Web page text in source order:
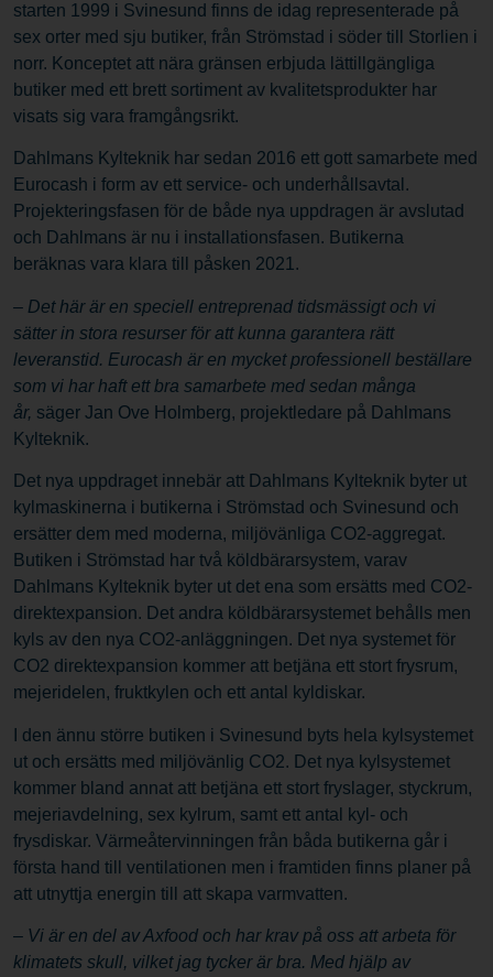
starten 1999 i Svinesund finns de idag representerade på
sex orter med sju butiker, från Strömstad i söder till Storlien i
norr. Konceptet att nära gränsen erbjuda lättillgängliga
butiker med ett brett sortiment av kvalitetsprodukter har
visats sig vara framgångsrikt.
Dahlmans Kylteknik har sedan 2016 ett gott samarbete med
Eurocash i form av ett service- och underhållsavtal.
Projekteringsfasen för de både nya uppdragen är avslutad
och Dahlmans är nu i installationsfasen. Butikerna
beräknas vara klara till påsken 2021.
– Det här är en speciell entreprenad tidsmässigt och vi
sätter in stora resurser för att kunna garantera rätt
leveranstid. Eurocash är en mycket professionell beställare
som vi har haft ett bra samarbete med sedan många
år, säger Jan Ove Holmberg, projektledare på Dahlmans
Kylteknik.
Det nya uppdraget innebär att Dahlmans Kylteknik byter ut
kylmaskinerna i butikerna i Strömstad och Svinesund och
ersätter dem med moderna, miljövänliga CO2-aggregat.
Butiken i Strömstad har två köldbärarsystem, varav
Dahlmans Kylteknik byter ut det ena som ersätts med CO2-
direktexpansion. Det andra köldbärarsystemet behålls men
kyls av den nya CO2-anläggningen. Det nya systemet för
CO2 direktexpansion kommer att betjäna ett stort frysrum,
mejeridelen, fruktkylen och ett antal kyldiskar.
I den ännu större butiken i Svinesund byts hela kylsystemet
ut och ersätts med miljövänlig CO2. Det nya kylsystemet
kommer bland annat att betjäna ett stort fryslager, styckrum,
mejeriavdelning, sex kylrum, samt ett antal kyl- och
frysdiskar. Värmeåtervinningen från båda butikerna går i
första hand till ventilationen men i framtiden finns planer på
att utnyttja energin till att skapa varmvatten.
– Vi är en del av Axfood och har krav på oss att arbeta för
klimatets skull, vilket jag tycker är bra. Med hjälp av